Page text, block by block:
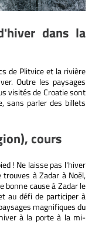
dans la
de Plitvice et la rivière
Outre les paysages
visités de Croatie sont
sans parler des billets
cours
! Ne laisse pas l'hiver
à Zadar à Noël,
bonne cause à Zadar le
au défi de participer à
magnifiques du
à la porte à la mi-